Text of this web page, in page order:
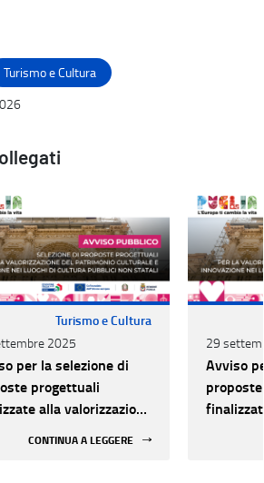
Turismo e Cultura
Turismo e Cultura
2025
per la selezione di
progettuali
alla valorizzazione
CONTINUA A LEGGERE
29
Avviso